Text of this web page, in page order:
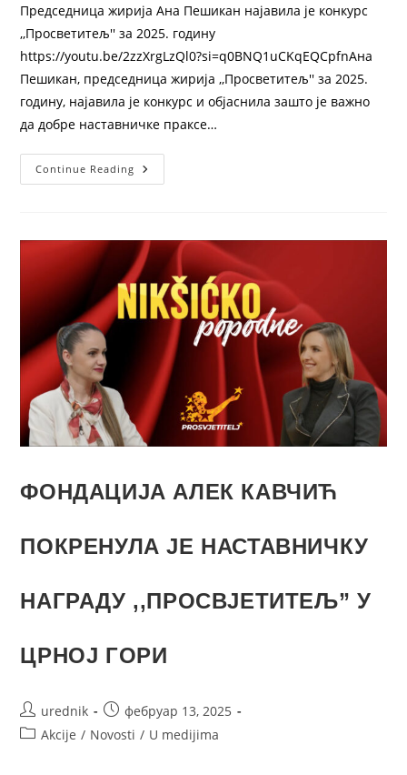
Председница жирија Ана Пешикан најавила је конкурс
,,Просветитељ'' за 2025. годину
https://youtu.be/2zzXrgLzQl0?si=q0BNQ1uCKqEQCpfnАна
Пешикан, председница жирија ,,Просветитељ'' за 2025.
годину, најавила је конкурс и објаснила зашто је важно
да добре наставничке праксе…
Continue Reading
ФОНДАЦИЈА АЛЕК КАВЧИЋ
ПОКРЕНУЛА ЈЕ НАСТАВНИЧКУ
НАГРАДУ ,,ПРОСВЈЕТИТЕЉ” У
ЦРНОЈ ГОРИ
urednik
фебруар 13, 2025
Akcije / Novosti / U medijima